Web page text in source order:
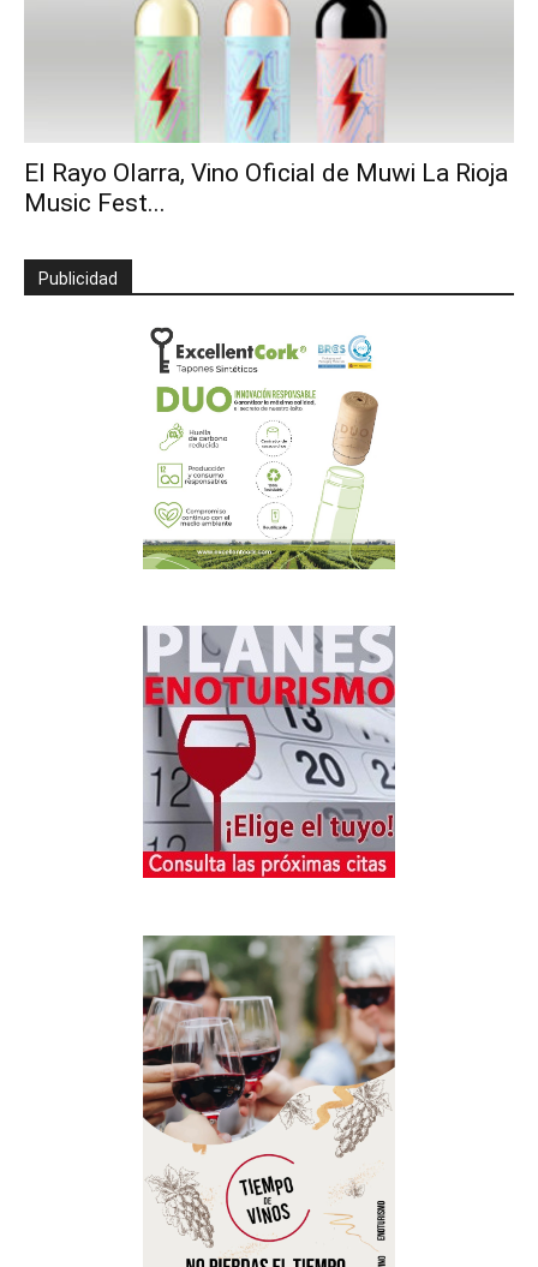
El Rayo Olarra, Vino Oficial de Muwi La Rioja
Music Fest...
Publicidad